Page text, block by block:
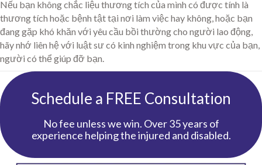
Nếu bạn không chắc liệu thương tích của mình có được tính là
thương tích hoặc bệnh tật tại nơi làm việc hay không, hoặc bạn
đang gặp khó khăn với yêu cầu bồi thường cho người lao động,
hãy nhớ liên hệ với luật sư có kinh nghiệm trong khu vực của bạn,
người có thể giúp đỡ bạn.
Schedule a FREE Consultation
No fee unless we win. Over 35 years of
experience helping the injured and disabled.